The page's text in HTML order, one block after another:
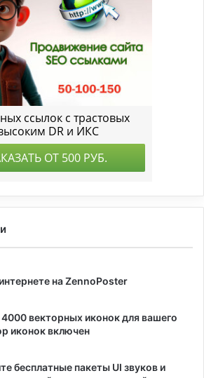
на ZennoPoster
векторных иконок для вашего
иконок включен
бесплатные пакеты UI звуков и